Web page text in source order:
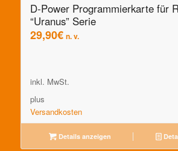
D-Power Programmierkarte für
“Uranus” Serie
29,90€ n. v.
inkl. MwSt.
plus
Versandkosten
Details anzeigen